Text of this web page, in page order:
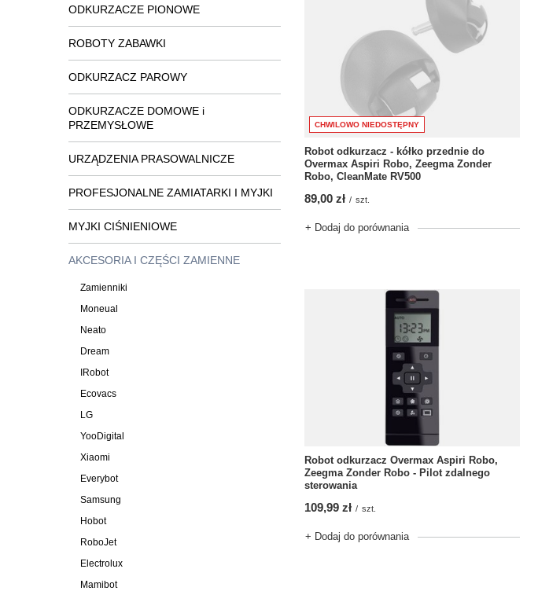
ODKURZACZE PIONOWE
ROBOTY ZABAWKI
ODKURZACZ PAROWY
ODKURZACZE DOMOWE i
PRZEMYSŁOWE
URZĄDZENIA PRASOWALNICZE
PROFESJONALNE ZAMIATARKI I MYJKI
MYJKI CIŚNIENIOWE
AKCESORIA I CZĘŚCI ZAMIENNE
Zamienniki
Moneual
Neato
Dream
IRobot
Ecovacs
LG
YooDigital
Xiaomi
Everybot
Samsung
Hobot
RoboJet
Electrolux
Mamibot
CHWILOWO NIEDOSTĘPNY
Robot odkurzacz - kółko przednie do
Overmax Aspiri Robo, Zeegma Zonder
Robo, CleanMate RV500
89,00 zł / szt.
+ Dodaj do porównania
Robot odkurzacz Overmax Aspiri Robo,
Zeegma Zonder Robo - Pilot zdalnego
sterowania
109,99 zł / szt.
+ Dodaj do porównania